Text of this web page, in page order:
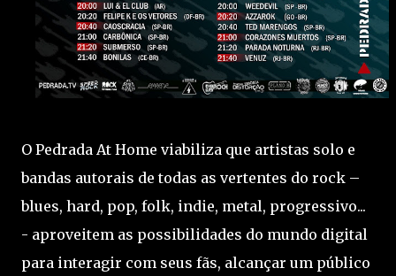
O Pedrada At Home viabiliza que artistas solo e
bandas autorais de todas as vertentes do rock –
blues, hard, pop, folk, indie, metal, progressivo...
- aproveitem as possibilidades do mundo digital
para interagir com seus fãs, alcançar um público